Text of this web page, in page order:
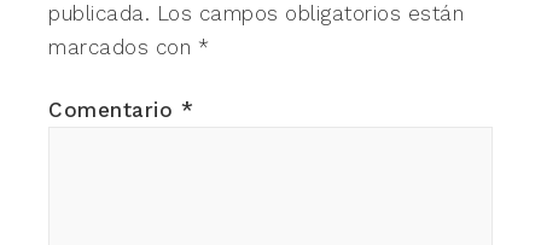
publicada. Los campos obligatorios están
marcados con *
Comentario *